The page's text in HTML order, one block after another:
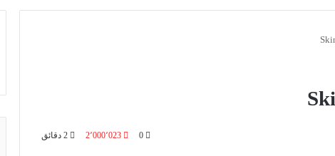
0 2٬000٬023